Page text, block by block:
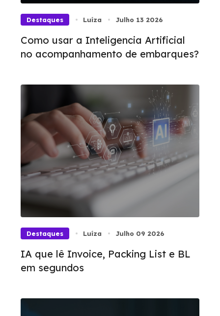
Destaques Luíza Julho 13 2026
Como usar a Inteligencia Artificial
no acompanhamento de embarques?
Destaques Luíza Julho 09 2026
IA que lê Invoice, Packing List e BL
em segundos